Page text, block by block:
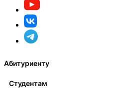
Абитуриенту
Студентам